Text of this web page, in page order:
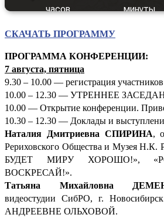
СКАЧАТЬ ПРОГРАММУ
ПРОГРАММА КОНФЕРЕНЦИИ:
7 августа, пятница
9.30 – 10.00 — регистрация
10.00 – 12.30 — УТРЕННЕЕ
10.00 — Открытие конференции.
10.30 – 12.30 — Доклады и
Наталия Дмитриевна СПИРИНА,
Рериховского Общества и Музея
БУДЕТ МИРУ ХОРОШО!»,
ВОСКРЕСАЙ!».
Татьяна Михайловна
видеостудии СибРО, г.
АНДРЕЕВНЕ ОЛЬХОВОЙ.